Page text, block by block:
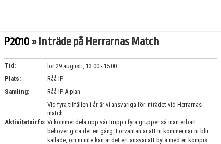
DOKUMENT
P2010 » Inträde på Herrarnas Match
Tid:
lör 29 augusti, 13:00 - 15:00
Plats:
Råå IP
Samling:
Råå IP A-plan
Aktivitetsinfo:
Vid fyra tillfällen i år är vi ansvariga för inträdet vid Herrarnas
match.
Vi kommer dela upp vår trupp i fyra grupper så man enbart
behöver göra det en gång. Förväntan är att ni kommer när ni blir
kallade, om ni inte kan är det ert ansvar att byta med en kompis.